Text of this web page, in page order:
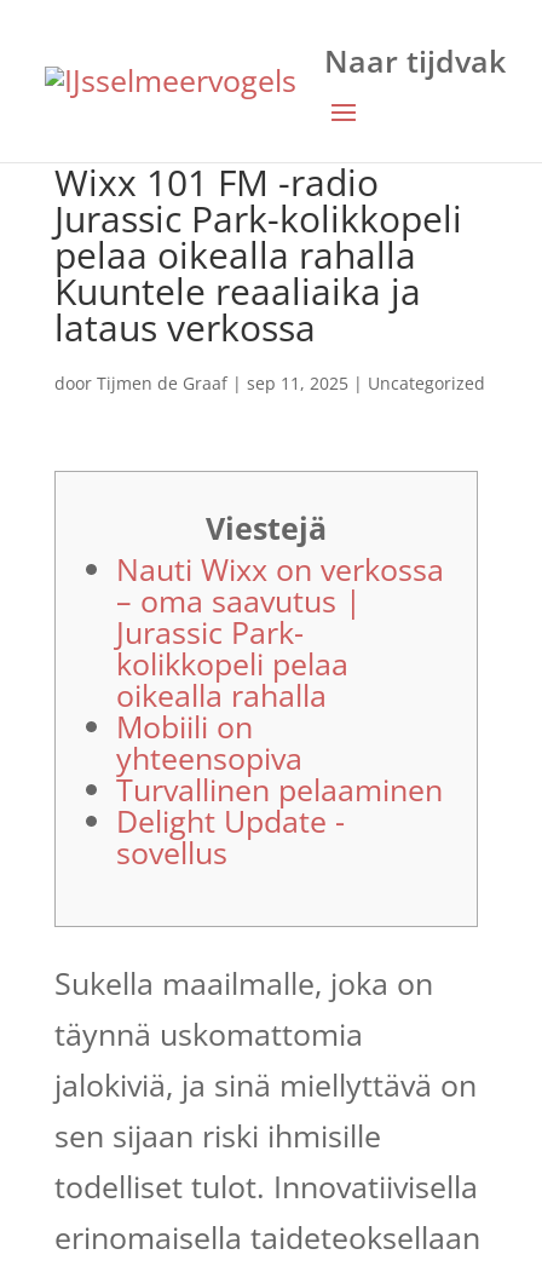
Wixx 101 FM -radio
Jurassic Park-kolikkopeli
pelaa oikealla rahalla
Kuuntele reaaliaika ja
lataus verkossa
door Tijmen de Graaf| sep 11, 2025| Uncategorized
Viestejä
Nauti Wixx on verkossa
– oma saavutus |
Jurassic Park-
kolikkopeli pelaa
oikealla rahalla
Mobiili on
yhteensopiva
Turvallinen pelaaminen
Delight Update -
sovellus
Sukella maailmalle, joka on
täynnä uskomattomia
jalokiviä, ja sinä miellyttävä on
sen sijaan riski ihmisille
todelliset tulot. Innovatiivisella
erinomaisella taideteoksellaan